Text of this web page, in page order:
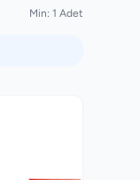
Min: 1 Adet